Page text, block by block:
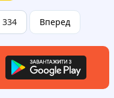
334 Вперед